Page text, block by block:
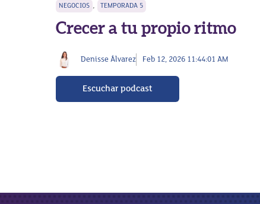
NEGOCIOS , TEMPORADA 5
Crecer a tu propio ritmo
Denisse Álvarez Feb 12, 2026 11:44:01 AM
Escuchar podcast